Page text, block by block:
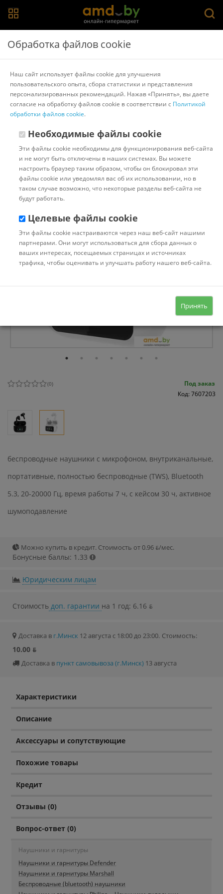
Главная > Каталог товаров Наушники и гарнитуры
Audio
Наушники GMB Audio TWS-LCD-ANC-01-W
Другие товары GMB Audio
(0)
Под заказ
Код: 7607203
беспроводные наушники с микрофоном, внутриканальные,
портативные, полностью беспроводные (TWS), Bluetooth
5.3, 20-20000 Гц, время работы 7 ч, с кейсом 30 ч, активное
шумоподавление
Можно купить в кредит. Стоимость от 0.96 ƃ/мec.
Бонусные баллы: 1.33
Юридическим лицам
Стоимость доп. гарантии на 1 год: 6.16 ƃ
Доставка в г.Минск 12 августа с 18:00 до 23:00. Стоимость:
10.00 ƃ
Доставка в пункт самовывоза (г.Минск) 13 августа
Характеристики
Описание
Аксессуары и сопутствующие
Похожие товары
Кредит
Отзывы (0)
Вопрос-ответ (0)
Наушники и гарнитуры
Наушники и гарнитуры Defender
Наушники и гарнитуры Marshall
Беспроводные (bluetooth) наушники
Обработка файлов cookie
Наш сайт использует файлы cookie для улучшения
пользовательского опыта, сбора статистики и представления
персонализированных рекомендаций. Нажав «Принять», вы даете
согласие на обработку файлов cookie в соответствии с Политикой
обработки файлов cookie.
Необходимые файлы cookie
Эти файлы cookie необходимы для функционирования веб-сайта
и не могут быть отключены в наших системах. Вы можете
настроить браузер таким образом, чтобы он блокировал эти
файлы cookie или уведомлял вас об их использовании, но в
таком случае возможно, что некоторые разделы веб-сайта не
будут работать.
Целевые файлы cookie
Эти файлы cookie настраиваются через наш веб-сайт нашими
партнерами. Они могут использоваться для сбора данных о
ваших интересах, посещаемых страницах и источниках
трафика, чтобы оценивать и улучшать работу нашего веб-сайта.
Принять